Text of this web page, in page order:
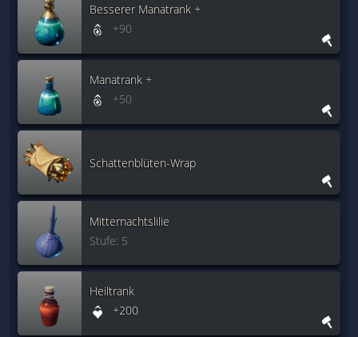
Besserer Manatrank +
+90
Manatrank +
+50
Schattenblüten-Wrap
Mitternachtslilie
Stufe: 5
Heiltrank
+200